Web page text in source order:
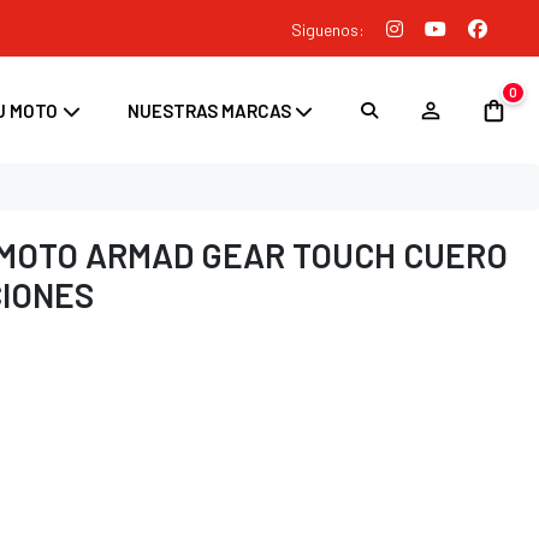
Siguenos:
MOTO NUESTRAS MARCAS
0
ARMAD GEAR TOUCH CUERO